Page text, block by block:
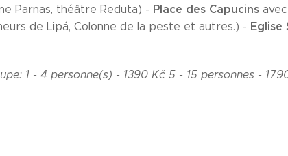
Parnas, théâtre Reduta) - Place des Capucins
de Lipá, Colonne de la peste et autres.) - Eglise
1 - 4 personne(s) - 1390 Kč 5 - 15 personnes -